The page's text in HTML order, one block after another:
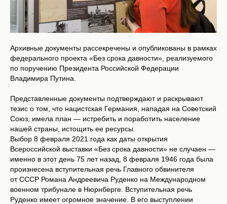
Архивные документы рассекречены и опубликованы в рамках
федерального проекта «Без срока давности», реализуемого
по поручению Президента Российской Федерации
Владимира Путина.
Представленные документы подтверждают и раскрывают
тезис о том, что нацистская Германия, нападая на Советский
Союз, имела план — истребить и поработить население
нашей страны, истощить ее ресурсы.
Выбор 8 февраля 2021 года как даты открытия
Всероссийской выставки «Без срока давности» не случаен —
именно в этот день 75 лет назад, 8 февраля 1946 года была
произнесена вступительная речь Главного обвинителя
от СССР Романа Андреевича Руденко на Международном
военном трибунале в Нюрнберге. Вступительная речь
Руденко имеет огромное значение. В его выступлении